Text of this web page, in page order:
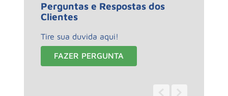
Perguntas e Respostas dos
Clientes
Tire sua duvida aqui!
FAZER PERGUNTA